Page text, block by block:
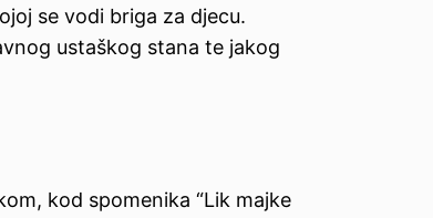
se vodi briga za djecu.
ustaškog stana te jakog
kod spomenika “Lik majke